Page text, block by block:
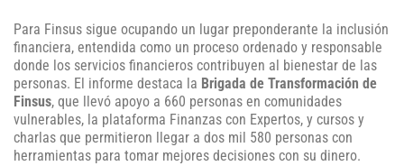
Para Finsus sigue ocupando un lugar preponderante la inclusión
financiera, entendida como un proceso ordenado y responsable
donde los servicios financieros contribuyen al bienestar de las
personas. El informe destaca la Brigada de Transformación de
Finsus, que llevó apoyo a 660 personas en comunidades
vulnerables, la plataforma Finanzas con Expertos, y cursos y
charlas que permitieron llegar a dos mil 580 personas con
herramientas para tomar mejores decisiones con su dinero.